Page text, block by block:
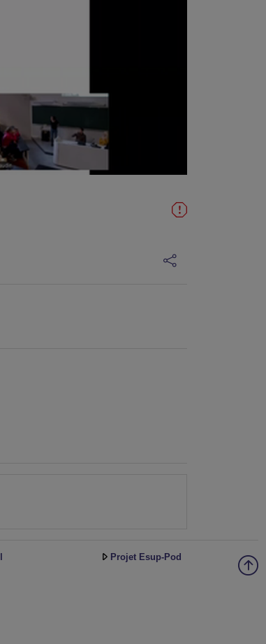
Projet Esup-Pod